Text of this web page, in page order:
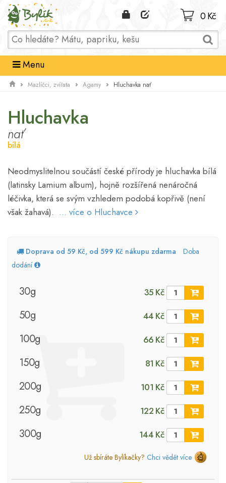
Domů
0 Kč
Menu
Mazlíčci, zvířata Agamy Hluchavka nať
Hluchavka
nať
bílá
Neodmyslitelnou součástí české přírody je hluchavka bílá
(latinsky Lamium album), hojně rozšířená nenáročná
léčivka, která se svým vzhledem podobá kopřivě (není
však žahavá). ... více o Hluchavce
Doprava od 59 Kč, od 599 Kč nákupu zdarma
Doba
dodání
30g 35 Kč
50g 44 Kč
100g 66 Kč
150g 81 Kč
200g 101 Kč
250g 122 Kč
300g 144 Kč
Už sbíráte Bylíkačky? Chci vědět více